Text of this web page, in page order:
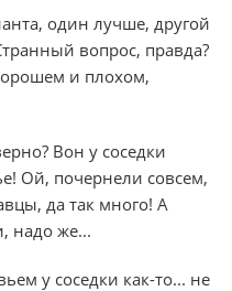
один лучше, другой
вопрос, правда?
и плохом,
Вон у соседки
Ой, почернели совсем,
да так много! А
надо же...
у соседки как-то... не